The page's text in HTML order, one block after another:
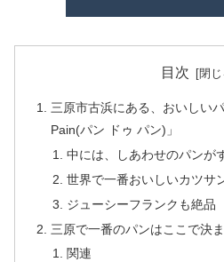
目次
三原市古浜にある、おいしい
Pain(パン ドゥ パン)」
中には、しあわせのパンが
世界で一番おいしいカツサ
ジューシーフランクも絶品
三原で一番のパンはここで決ま
関連